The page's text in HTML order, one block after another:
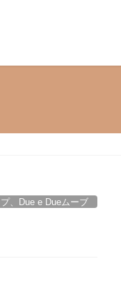
、Due e Dueムーブ